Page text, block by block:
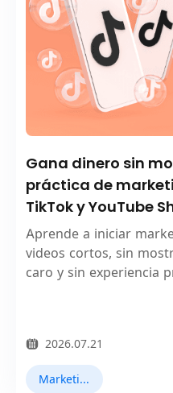
Gana dinero sin
práctica de
TikTok y YouTube
Aprende a iniciar
videos cortos, sin
caro y sin experiencia
2026.07.21
Marketing en TikTok